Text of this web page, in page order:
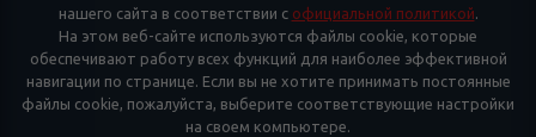
нашего сайта в соответствии с официальной политикой.
На этом веб-сайте используются файлы cookie, которые
обеспечивают работу всех функций для наиболее эффективной
навигации по странице. Если вы не хотите принимать постоянные
файлы cookie, пожалуйста, выберите соответствующие настройки
на своем компьютере.